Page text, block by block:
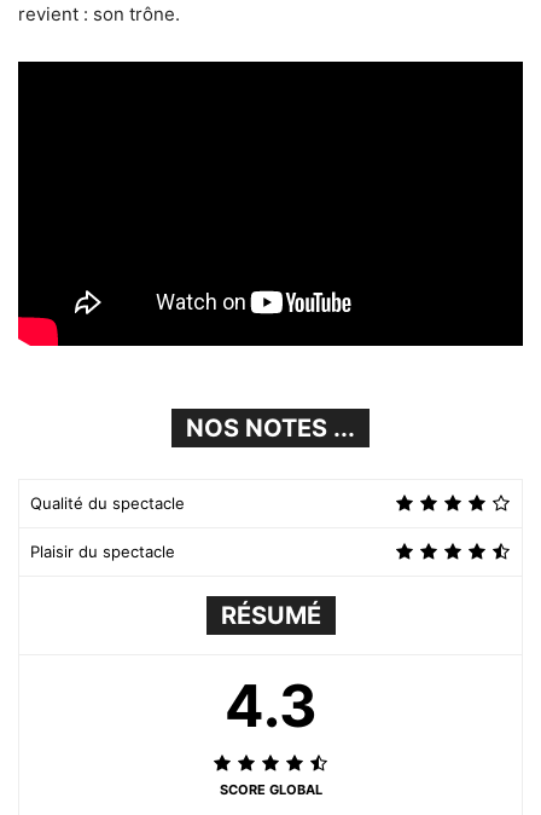
revient : son trône.
NOS NOTES ...
Qualité du spectacle
Plaisir du spectacle
RÉSUMÉ
4.3
SCORE GLOBAL